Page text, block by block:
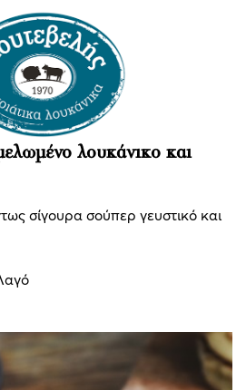
λουκάνικο και
σίγουρα σούπερ γευστικό και